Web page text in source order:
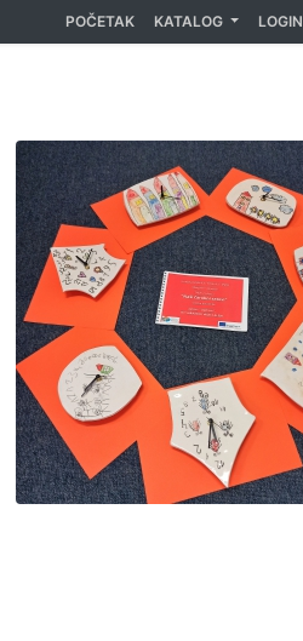
POČETAK(CURRENT)
KATALOG LOGIN